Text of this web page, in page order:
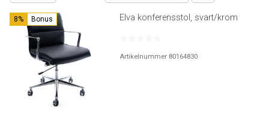
8% Bonus Elva konferensstol, svart/krom
Artikelnummer 80164830